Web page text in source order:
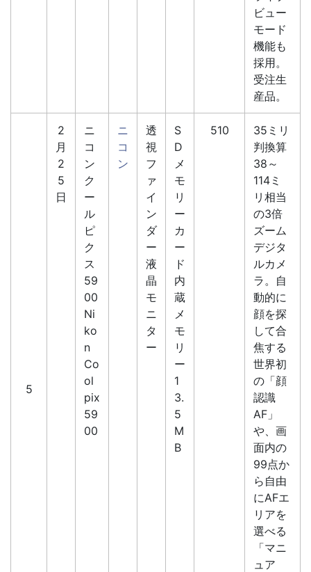
ビュー
モード
機能も
採用。
受注生
産品。
5
2
月
2
5
日
ニ
コ
ン
ク
ー
ル
ピ
ク
ス
59
00
Ni
ko
n
Co
ol
pix
59
00
ニ
コ
ン
透
視
フ
ァ
イ
ン
ダ
ー
液
晶
モ
ニ
タ
ー
S
D
メ
モ
リ
ー
カ
ー
ド
内
蔵
メ
モ
リ
ー
1
3.
5
M
B
510
35ミリ
判換算
38～
114ミ
リ相当
の3倍
ズーム
デジタ
ルカメ
ラ。自
動的に
顔を探
して合
焦する
世界初
の「顔
認識
AF」
や、画
面内の
99点か
ら自由
にAFエ
リアを
選べる
「マニ
ュア